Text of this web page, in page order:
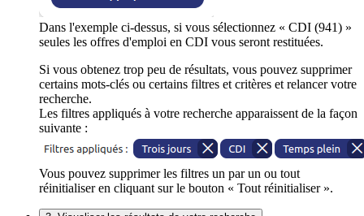
Dans l'exemple ci-dessus, si vous sélectionnez « CDI (941) »
seules les offres d'emploi en CDI vous seront restituées.
Si vous obtenez trop peu de résultats, vous pouvez supprimer
certains mots-clés ou certains filtres et critères et relancer votre
recherche.
Les filtres appliqués à votre recherche apparaissent de la façon
suivante :
Vous pouvez supprimer les filtres un par un ou tout
réinitialiser en cliquant sur le bouton « Tout réinitialiser ».